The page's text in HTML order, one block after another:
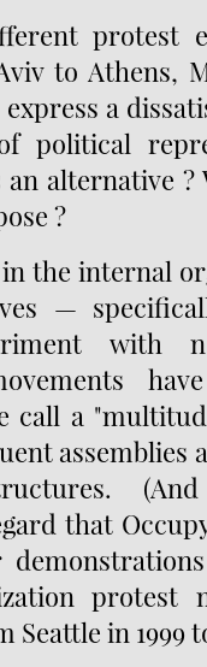
protest
to Athens,
a
political
alternative ?
?
the internal
—
with
call a
assemblies
that
protest
in 1999